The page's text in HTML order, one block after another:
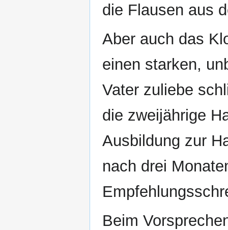
die Flausen aus
Aber auch das
einen starken,
Vater zuliebe
die zweijährige
Ausbildung zur
nach drei
Beim